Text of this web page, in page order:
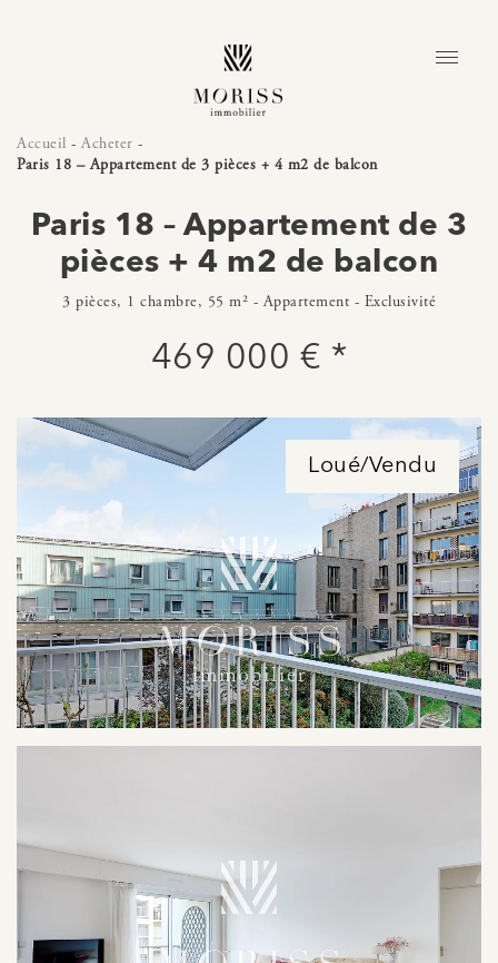
Accueil - Acheter -
Paris 18 – Appartement de 3 pièces + 4 m2 de balcon
Paris 18 – Appartement de 3
pièces + 4 m2 de balcon
3 pièces, 1 chambre, 55 m² - Appartement - Exclusivité
469 000 € *
Loué/Vendu